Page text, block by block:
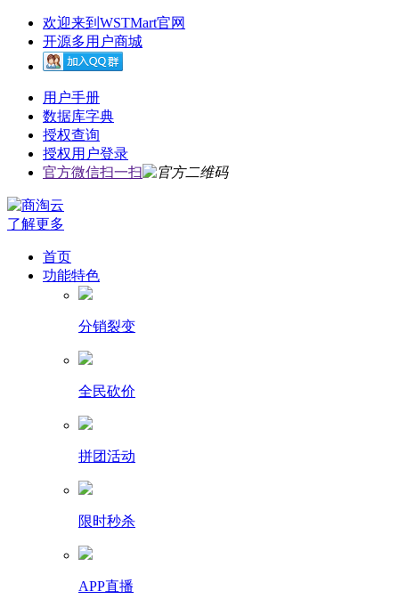
欢迎来到WSTMart官网
开源多用户商城
用户手册
数据库字典
授权查询
授权用户登录
官方微信扫一扫
了解更多
首页
功能特色
分销裂变
全民砍价
拼团活动
限时秒杀
APP直播